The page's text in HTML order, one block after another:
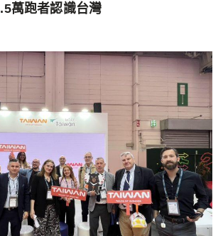
萬跑者認識台灣